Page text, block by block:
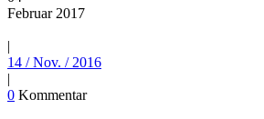
Februar 2017
|
14 / Nov. / 2016
|
0 Kommentar